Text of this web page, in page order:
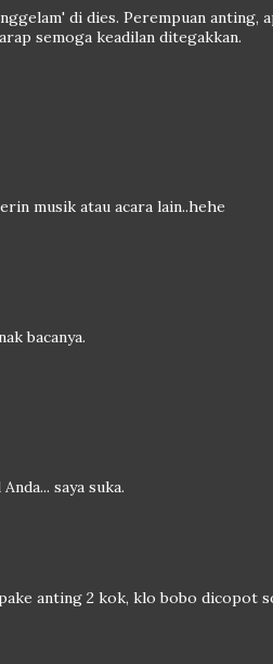
di dies. Perempuan anting,
semoga keadilan ditegakkan.
musik atau acara lain..hehe
bacanya.
saya suka.
anting 2 kok, klo bobo dicopot